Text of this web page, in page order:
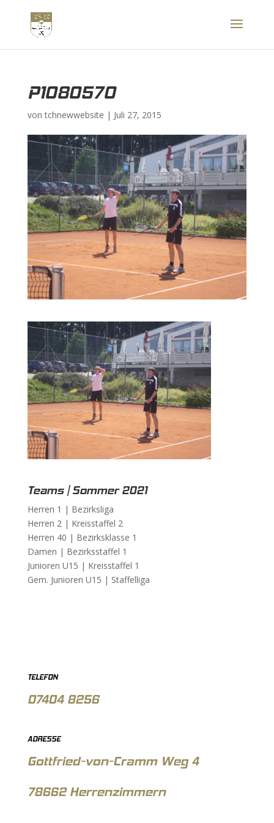
P1080570
vontchnewwebsite | Juli 27, 2015
Teams | Sommer 2021
Herren 1 | Bezirksliga
Herren 2 | Kreisstaffel 2
Herren 40 | Bezirksklasse 1
Damen | Bezirksstaffel 1
Junioren U15 | Kreisstaffel 1
Gem. Junioren U15 | Staffelliga
TELEFON
07404 8256
ADRESSE
Gottfried-von-Cramm Weg 4
78662 Herrenzimmern